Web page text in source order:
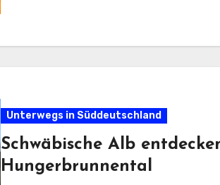
Unterwegs in Süddeutschland
Schwäbische Alb
Hungerbrunnental